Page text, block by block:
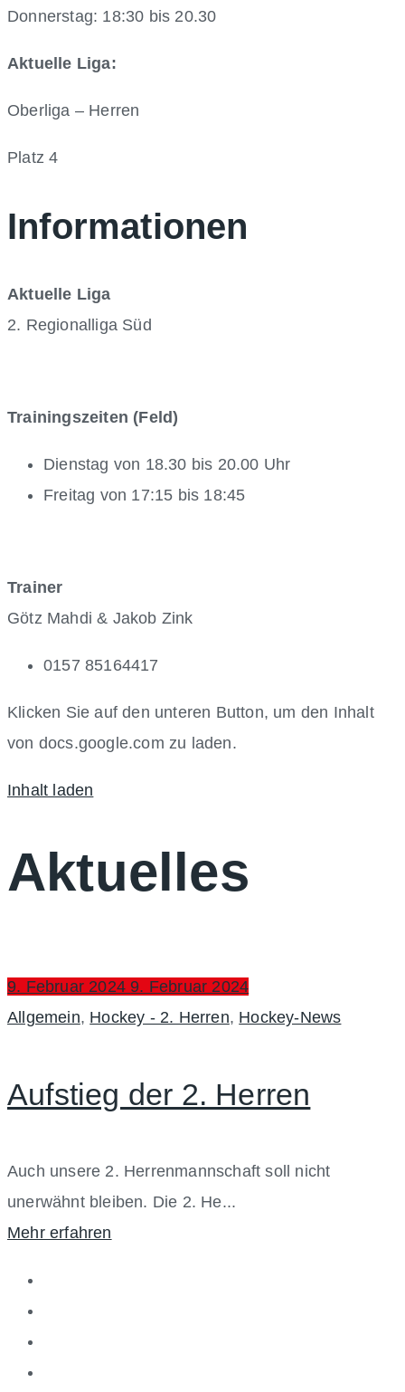
Donnerstag: 18:30 bis 20.30
Aktuelle Liga:
Oberliga – Herren
Platz 4
Informationen
Aktuelle Liga
2. Regionalliga Süd
Trainingszeiten (Feld)
Dienstag von 18.30 bis 20.00 Uhr
Freitag von 17:15 bis 18:45
Trainer
Götz Mahdi & Jakob Zink
0157 85164417
Klicken Sie auf den unteren Button, um den Inhalt
von docs.google.com zu laden.
Inhalt laden
Aktuelles
Posted
on
9. Februar 2024 9. Februar 2024
Categories
Allgemein, Hockey - 2. Herren, Hockey-News
Aufstieg der 2. Herren
Auch unsere 2. Herrenmannschaft soll nicht
unerwähnt bleiben. Die 2. He...
Mehr erfahren